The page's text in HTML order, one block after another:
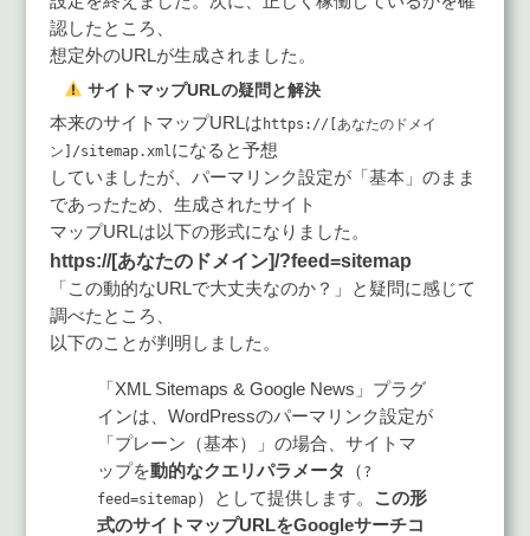
認したところ、
想定外のURLが生成されました。
サイトマップURLの疑問と解決
本来のサイトマップURLは https://[あなたのドメイ
ン]/sitemap.xmlになると予想
していましたが、パーマリンク設定が「基本」のまま
であったため、生成されたサイト
マップURLは以下の形式になりました。
https://[あなたのドメイン]/?feed=sitemap
「この動的なURLで大丈夫なのか？」と疑問に感じて
調べたところ、
以下のことが判明しました。
「XML Sitemaps & Google News」プラグ
インは、WordPressのパーマリンク設定が
「プレーン（基本）」の場合、サイトマ
ップを動的なクエリパラメータ （ ?
feed=sitemap）として提供します。 この形
式のサイトマップURLをGoogleサーチコ